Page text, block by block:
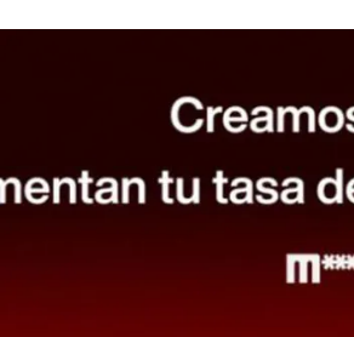
Diseño de páginas web
Avenida de las Acacias 1, 03600, Elda,
CÓMO LLEGAR
Llamar ahora